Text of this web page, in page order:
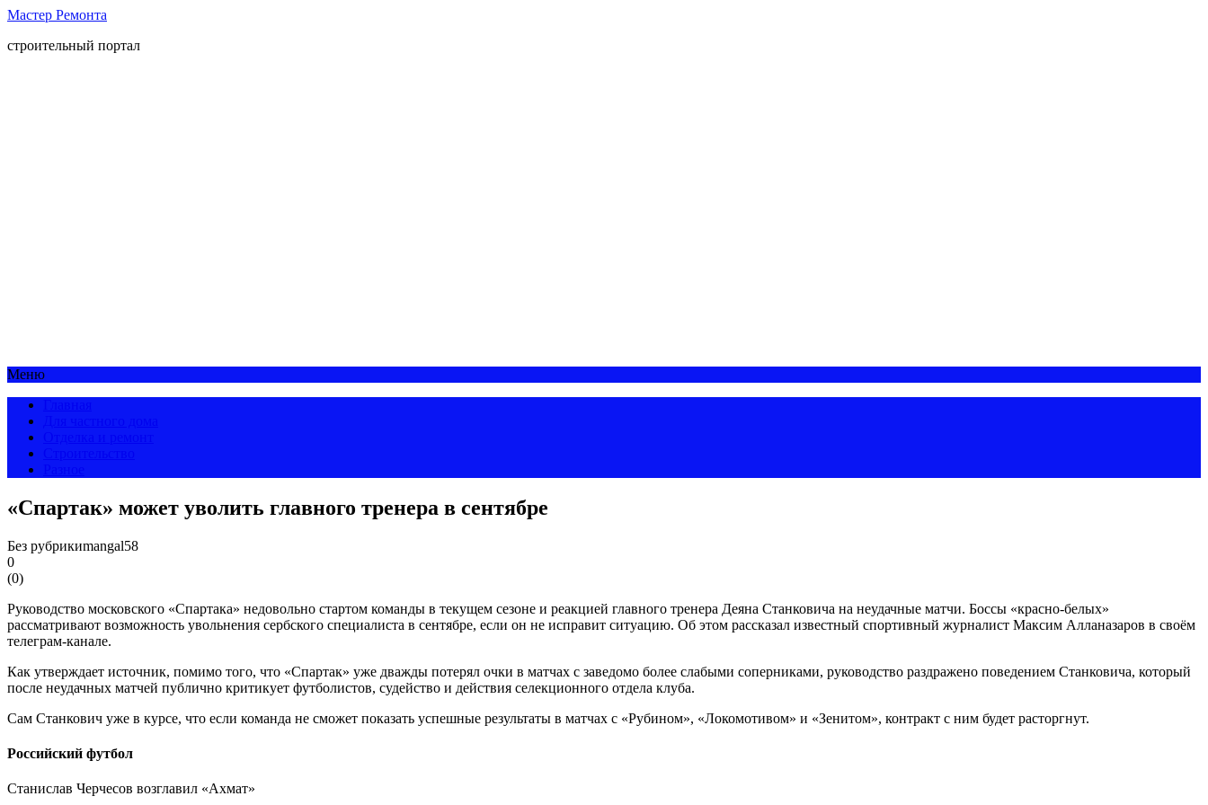
Мастер Ремонта
строительный портал
Меню
«Спартак» может уволить главного тренера в сентябре
Без рубрикиmangal58
0
(0)
Руководство московского «Спартака» недовольно стартом команды в текущем сезоне и реакцией главного тренера Деяна Станковича на неудачные матчи. Боссы «красно-белых»
рассматривают возможность увольнения сербского специалиста в сентябре, если он не исправит ситуацию. Об этом рассказал известный спортивный журналист Максим Алланазаров в своём
телеграм-канале.
Как утверждает источник, помимо того, что «Спартак» уже дважды потерял очки в матчах с заведомо более слабыми соперниками, руководство раздражено поведением Станковича, который
после неудачных матчей публично критикует футболистов, судейство и действия селекционного отдела клуба.
Сам Станкович уже в курсе, что если команда не сможет показать успешные результаты в матчах с «Рубином», «Локомотивом» и «Зенитом», контракт с ним будет расторгнут.
Российский футбол
Станислав Черчесов возглавил «Ахмат»